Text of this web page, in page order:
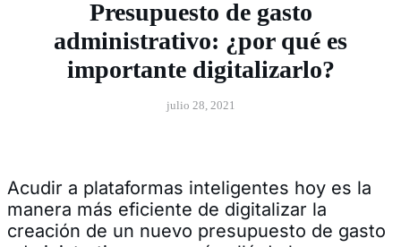
Presupuesto de gasto
administrativo: ¿por qué es
importante digitalizarlo?
julio 28, 2021
Acudir a plataformas inteligentes hoy es la
manera más eficiente de digitalizar la
creación de un nuevo presupuesto de gasto